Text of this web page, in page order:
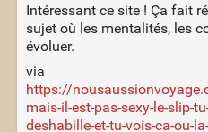
Intéressant ce site ! Ça fait
sujet où les mentalités, les
évoluer.
via
https://
mais-il-est-pas-sexy-le-slip-
deshabille-et-tu-vois-ca-ou-